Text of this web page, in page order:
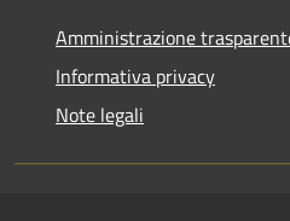
Amministrazione
Informativa privacy
Note legali